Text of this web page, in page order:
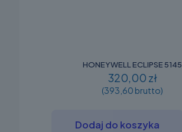
HONEYWELL ECLIPSE 5145
320,00 zł
(393,60 brutto)
Dodaj do koszyka